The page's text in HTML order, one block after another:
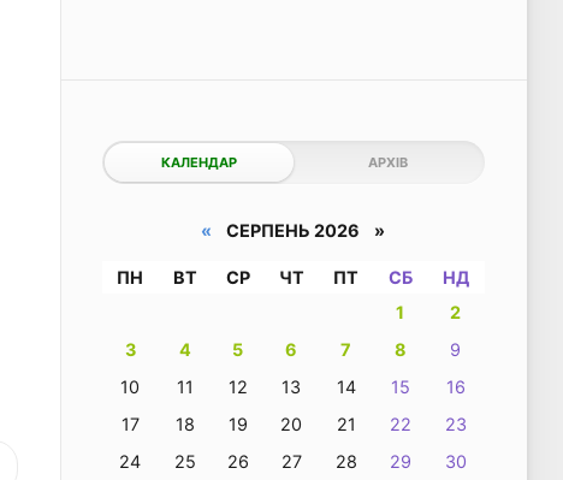
КАЛЕНДАР АРХІВ
« СЕРПЕНЬ 2026 »
ПН ВТ СР ЧТ ПТ СБ
НД
1
2
3
4 5 6 7 8
9
10
11 12 13 14 15
16
17
18 19 20 21 22
23
24
25 26 27 28 29
30